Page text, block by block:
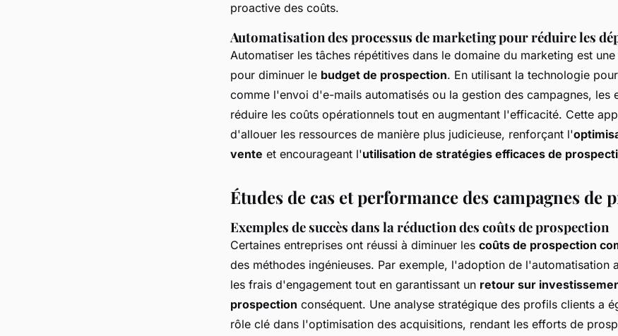
proactive des coûts.
Automatisation des processus de marketing pour réduire les
Automatiser les tâches répétitives dans le domaine du marketing est
pour diminuer le budget de prospection. En utilisant la technologie
comme l'envoi d'e-mails automatisés ou la gestion des campagnes, les
réduire les coûts opérationnels tout en augmentant l'efficacité. Cette
d'allouer les ressources de manière plus judicieuse, renforçant l'
vente et encourageant l'utilisation de stratégies efficaces de
Études de cas et performance des campagnes de
Exemples de succès dans la réduction des coûts de prospection
Certaines entreprises ont réussi à diminuer les coûts de prospection
des méthodes ingénieuses. Par exemple, l'adoption de l'automatisation
les frais d'engagement tout en garantissant un retour sur
prospection conséquent. Une analyse stratégique des profils clients a
rôle clé dans l'optimisation des acquisitions, rendant les efforts de